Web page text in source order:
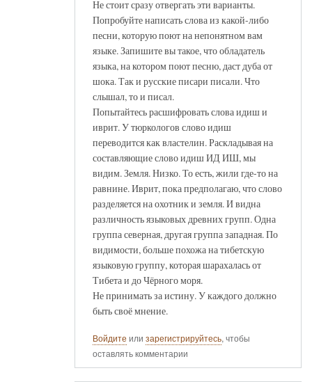
Не стоит сразу отвергать эти варианты.
Попробуйте написать слова из какой-либо
песни, которую поют на непонятном вам
языке. Запишите вы такое, что обладатель
языка, на котором поют песню, даст дуба от
шока. Так и русские писари писали. Что
слышал, то и писал.
Попытайтесь расшифровать слова идиш и
иврит. У тюркологов слово идиш
переводится как властелин. Раскладывая на
составляющие слово идиш ИД ИШ, мы
видим. Земля. Низко. То есть, жили где-то на
равнине. Иврит, пока предполагаю, что слово
разделяется на охотник и земля. И видна
различность языковых древних групп. Одна
группа северная, другая группа западная. По
видимости, больше похожа на тибетскую
языковую группу, которая шарахалась от
Тибета и до Чёрного моря.
Не принимать за истину. У каждого должно
быть своё мнение.
Войдите или зарегистрируйтесь, чтобы
оставлять комментарии